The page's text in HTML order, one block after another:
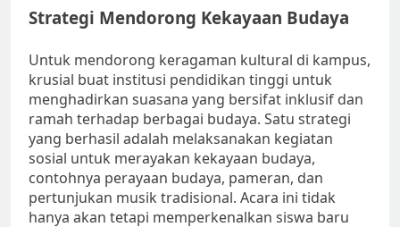
Strategi Mendorong Kekayaan Budaya
Untuk mendorong keragaman kultural di kampus,
krusial buat institusi pendidikan tinggi untuk
menghadirkan suasana yang bersifat inklusif dan
ramah terhadap berbagai budaya. Satu strategi
yang berhasil adalah melaksanakan kegiatan
sosial untuk merayakan kekayaan budaya,
contohnya perayaan budaya, pameran, dan
pertunjukan musik tradisional. Acara ini tidak
hanya akan tetapi memperkenalkan siswa baru